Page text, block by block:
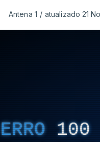
Antena 1 / atualizado 21
ERRO 100